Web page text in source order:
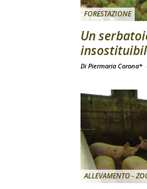
FORESTAZIONE
Un
Di Piermaria Corona* -
ALLEVAMENTO -